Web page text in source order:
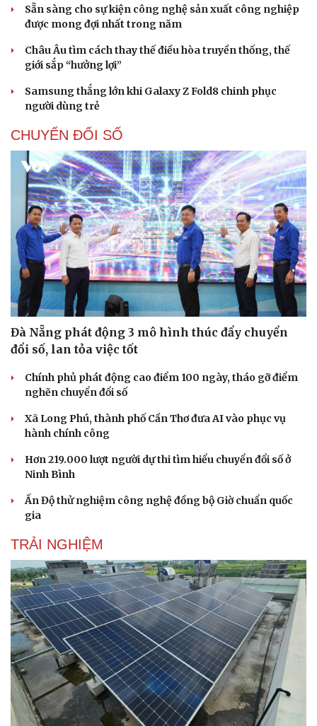
Sẵn sàng cho sự kiện công nghệ sản xuất công nghiệp
được mong đợi nhất trong năm
Châu Âu tìm cách thay thế điều hòa truyền thống, thế
giới sắp “hưởng lợi”
Samsung thắng lớn khi Galaxy Z Fold8 chinh phục
người dùng trẻ
CHUYỂN ĐỔI SỐ
Đà Nẵng phát động 3 mô hình thúc đẩy chuyển
đổi số, lan tỏa việc tốt
Chính phủ phát động cao điểm 100 ngày, tháo gỡ điểm
nghẽn chuyển đổi số
Xã Long Phú, thành phố Cần Thơ đưa AI vào phục vụ
hành chính công
Hơn 219.000 lượt người dự thi tìm hiểu chuyển đổi số ở
Ninh Bình
Ấn Độ thử nghiệm công nghệ đồng bộ Giờ chuẩn quốc
gia
TRẢI NGHIỆM